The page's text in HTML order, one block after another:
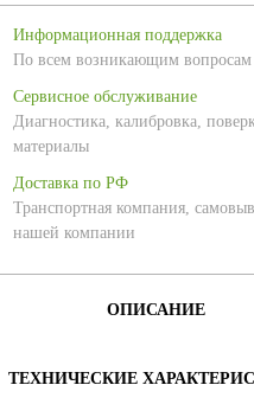
Информационная поддержка
По всем возникающим вопросам
Сервисное обслуживание
Диагностика, калибровка,
материалы
Доставка по РФ
Транспортная компания,
нашей компании
ОПИСАНИЕ
ТЕХНИЧЕСКИЕ